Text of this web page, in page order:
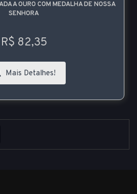
A OURO COM MEDALHA DE NOSSA
SENHORA
R$ 82,35
Mais Detalhes!